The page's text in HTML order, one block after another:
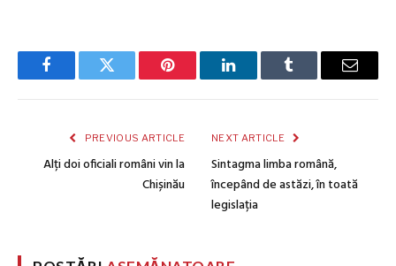
FacebookTwitter Pinterest LinkedInTumblr Email
PREVIOUS ARTICLE
Alți doi oficiali români vin la
Chișinău
NEXT ARTICLE
Sintagma limba română,
începând de astăzi, în toată
legislația